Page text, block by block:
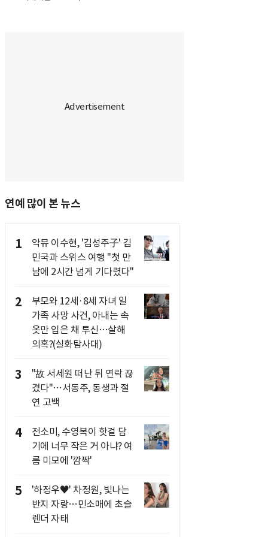
연예 많이 본 뉴스
1
악뮤 이수현, '김성주子' 김
민국과 스위스 여행 "첫 만
남에 2시간 넘게 기다렸다"
2
부모와 12세·8세 자녀 일
가족 사망 사건, 아내는 속
옷만 입은 채 투신…살해
의혹?(실화탐사대)
3
"故 서세원 떠난 뒤 연락 끊
겼다"…서동주, 동생과 절
연 고백
4
전소미, 수영복이 핫걸 담
기에 너무 작은 거 아냐? 여
름 미모에 '깜짝'
5
'하정우♥' 차정원, 빛나는
반지 자랑…민소매에 초슬
렌더 자태